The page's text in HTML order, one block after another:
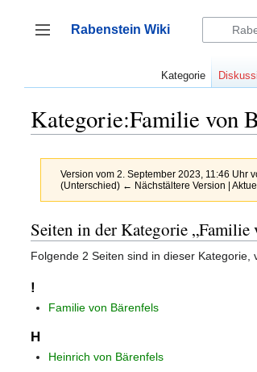
springen
Seitenleiste umschalten
Rabenstein Wiki
Kategorie
Kategorie:Familie von
Version vom 2. September 2023, 11:46 Uhr
(Unterschied) ← Nächstältere Version |
Seiten in der Kategorie „Familie
Folgende 2 Seiten sind in dieser Kategorie,
!
Familie von Bärenfels
H
Heinrich von Bärenfels